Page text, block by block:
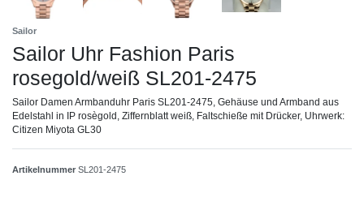
Sailor
Sailor Uhr Fashion Paris
rosegold/weiß SL201-2475
Sailor Damen Armbanduhr Paris SL201-2475, Gehäuse und Armband aus
Edelstahl in IP rosègold, Ziffernblatt weiß, Faltschieße mit Drücker, Uhrwerk:
Citizen Miyota GL30
Artikelnummer SL201-2475